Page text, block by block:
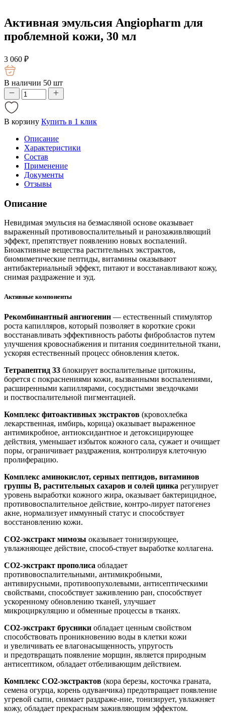
Активная эмульсия Angiopharm для
проблемной кожи, 30 мл
3 060 ₽
В наличии 50 шт
В корзину Купить в 1 клик
Описание
Характеристики
Состав
Применение
Документы
Отзывы
Описание
Невидимая эмульсия на безмасляной основе оказывает
выраженный противовоспалительный и ранозаживляющий
эффект, препятствует появлению новых воспалений.
Биоактивные вещества растительных экстрактов,
биомиметические пептиды, витамины оказывают
антибактериальный эффект, питают и восстанавливают кожу,
снимая раздражение и зуд.
Активные компоненты
Рекомбинантный ангиогенин — естественный стимулятор
роста капилляров, который позволяет в короткие сроки
восстанавливать эффективность работы фибробластов путем
улучшения кровоснабжения и питания соединительной ткани,
ускоряя естественный процесс обновления клеток.
Тетрапептид 33 блокирует воспалительные цитокины,
борется с покраснениями кожи, вызванными воспалениями,
расширенными капиллярами, сосудистыми звездочками
и поствоспалительной пигментацией.
Комплекс фитоактивных экстрактов (кровохлебка
лекарственная, имбирь, корица) оказывает выраженное
антимикробное, антиоксидантное и детоксицирующее
действия, уменьшает избыток кожного сала, сужает и очищает
поры, ограничивает раздражения, контролируя клеточную
пролиферацию.
Комплекс аминокислот, серных пептидов, витаминов
группы B, растительных сахаров и солей цинка регулирует
уровень выработки кожного жира, оказывает бактерицидное,
противовоспалительное действие, контро-лирует патогенез
акне, нормализует иммунный статус и способствует
восстановлению кожи.
СО2-экстракт мимозы оказывает тонизирующее,
увлажняющее действие, способ-ствует выработке коллагена.
CO2-экстракт прополиса обладает
противовоспалительными, антимикробными,
антивирусными, противоопухолевыми, антисептическими
свойствами, способствует заживлению ран, способствует
ускоренному обновлению тканей, улучшает
микроциркуляцию и обменные процессы в тканях.
СО2-экстракт брусники обладает ценным свойством
способствовать проникновению воды в клетки кожи
и увеличивать ее влагонасыщенность, упругость
и предотвращать появление морщин, является природным
антисептиком, обладает отбеливающим действием.
Комплекс СО2-экстрактов (кора березы, косточка граната,
семена огурца, корень одуванчика) предотвращает появление
угревой сыпи, снимает раздраже-ние, тонизирует, увлажняет
кожу, обладает прекрасным заживляющим эффектом.